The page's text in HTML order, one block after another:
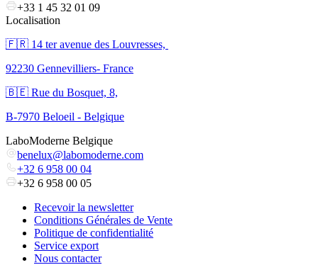
+33 1 45 32 01 09
Localisation
🇫🇷 ​14 ter avenue des Louvresses,
92230 Gennevilliers- France
🇧🇪 Rue du Bosquet, 8,
B-7970 Beloeil - Belgique
LaboModerne Belgique
benelux@labomoderne.com
+32 6 958 00 04
+32 6 958 00 05
Recevoir la newsletter
Conditions Générales de Vente
Politique de confidentialité
Service export
Nous contacter